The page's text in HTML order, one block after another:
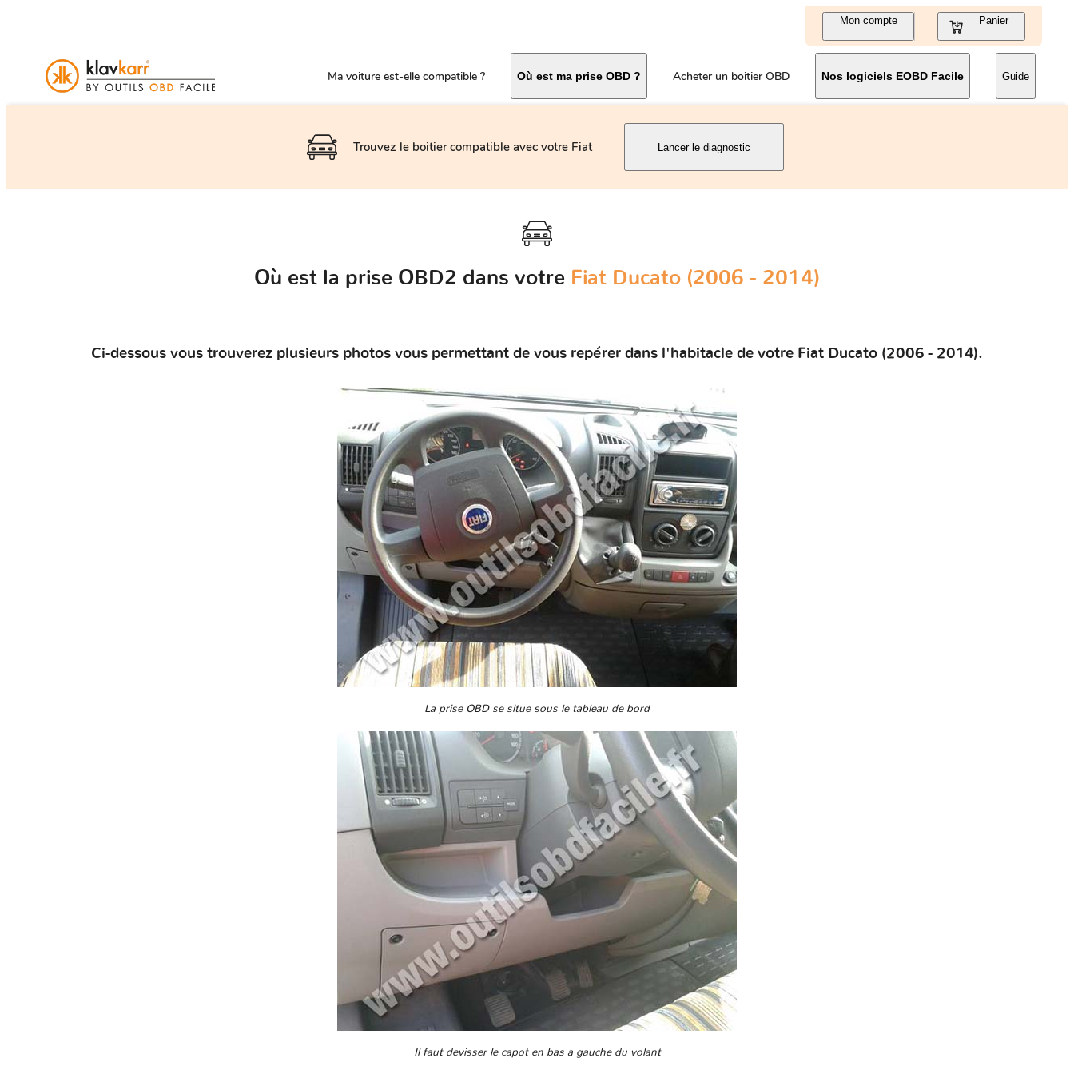
Mon compte Panier
Ma voiture est-elle compatible ? Où est ma prise OBD ? Acheter un boitier OBD Nos logiciels EOBD Facile Guide
Trouvez le boitier compatible avec votre Fiat Lancer le diagnostic
Où est la prise OBD2 dans votre Fiat Ducato (2006 - 2014)
Ci-dessous vous trouverez plusieurs photos vous permettant de vous repérer dans l'habitacle de votre Fiat Ducato (2006 - 2014).
La prise OBD se situe sous le tableau de bord
Il faut devisser le capot en bas a gauche du volant